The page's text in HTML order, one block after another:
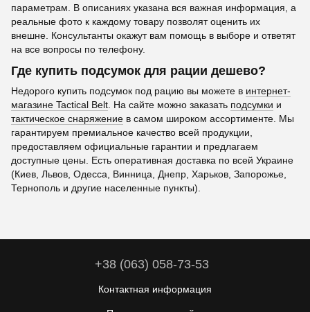
параметрам. В описаниях указана вся важная информация, а
реальные фото к каждому товару позволят оценить их
внешне. Консультанты окажут вам помощь в выборе и ответят
на все вопросы по телефону.
Где купить подсумок для рации дешево?
Недорого купить подсумок под рацию вы можете в интернет-
магазине Tactical Belt. На сайте можно заказать подсумки и
тактическое снаряжение в самом широком ассортименте. Мы
гарантируем премиальное качество всей продукции,
предоставляем официальные гарантии и предлагаем
доступные цены. Есть оперативная доставка по всей Украине
(Киев, Львов, Одесса, Винница, Днепр, Харьков, Запорожье,
Тернополь и другие населенные пункты).
+38 (063) 058-73-53
Контактная информация